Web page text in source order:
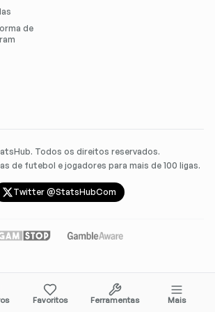
de
Todos os direitos reservados.
de futebol e jogadores para mais de 100 ligas.
Twitter @StatsHubCom
Favoritos Ferramentas Mais